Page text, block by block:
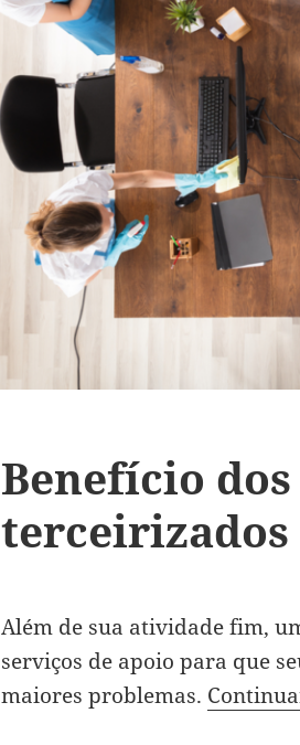
Benefício
terceirizados
Além de sua atividade fim,
serviços de apoio para que
maiores problemas.